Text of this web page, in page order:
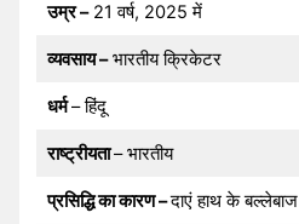
उम्र –21 वर्ष, 2025 में
व्यवसाय –भारतीय क्रिकेटर
धर्म– हिंदू
राष्ट्रीयता– भारतीय
प्रसिद्धि का कारण –दाएं हाथ के बल्लेबाज